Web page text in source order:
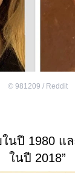
© 981209 / Reddit
นปี 1980 แ
ในปี 2018”